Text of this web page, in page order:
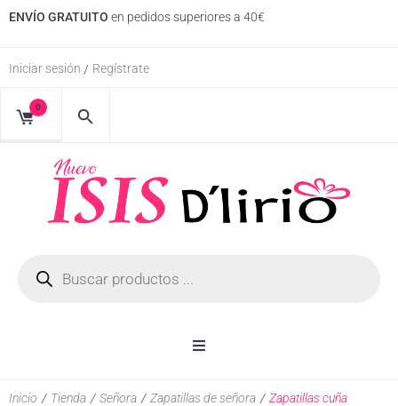
ENVÍO GRATUITO en pedidos superiores a 40€
Iniciar sesión / Regístrate
0
Inicio
Inicio / Tienda / Señora / Zapatillas de señora / Zapatillas cuña